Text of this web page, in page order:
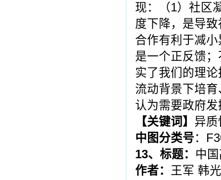
现：（1）社区
度下降，是导
合作有利于减
是一个正反馈
实了我们的理
流动背景下培
认为需要政府
【关键词】 异
中图分类号：
13、标题： 中
作者： 王军 韩